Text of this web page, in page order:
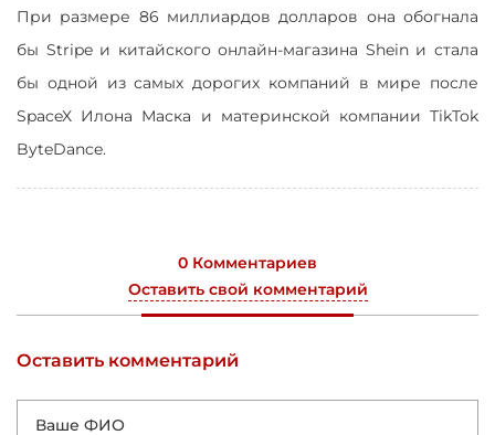
При размере 86 миллиардов долларов она обогнала
бы Stripe и китайского онлайн-магазина Shein и стала
бы одной из самых дорогих компаний в мире после
SpaceX Илона Маска и материнской компании TikTok
ByteDance.
0 Комментариев
Оставить свой комментарий
Оставить комментарий